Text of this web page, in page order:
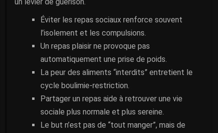
Éviter les repas sociaux renforce souvent
l’isolement et les compulsions.
Un repas plaisir ne provoque pas
automatiquement une prise de poids.
La peur des aliments “interdits” entretient le
cycle boulimie-restriction.
Partager un repas aide à retrouver une vie
sociale plus normale et plus sereine.
Le but n’est pas de “tout manger”, mais de